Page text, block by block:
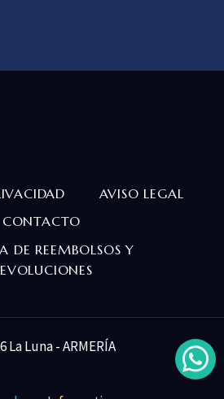
AVISO LEGAL
CONTACTO
DE REEMBOLSOS Y
La Luna - ARMERÍA